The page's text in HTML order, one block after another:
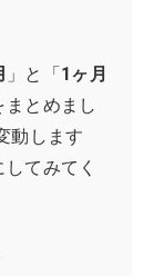
」と「1ヶ月
まとめまし
動します
てみてく